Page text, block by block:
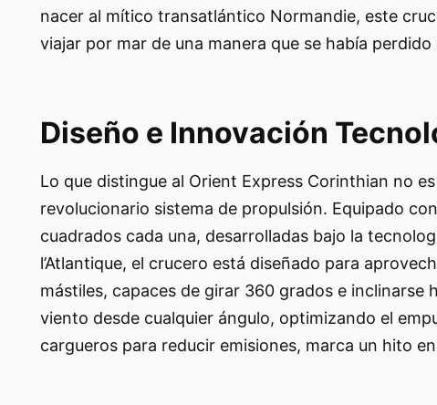
nacer al mítico transatlántico Normandie, este
viajar por mar de una manera que se había
Diseño e Innovación
Lo que distingue al Orient Express Corinthian no
revolucionario sistema de propulsión. Equipado
cuadrados cada una, desarrolladas bajo la
l’Atlantique, el crucero está diseñado para
mástiles, capaces de girar 360 grados e inclinarse
viento desde cualquier ángulo, optimizando el
cargueros para reducir emisiones, marca un hito